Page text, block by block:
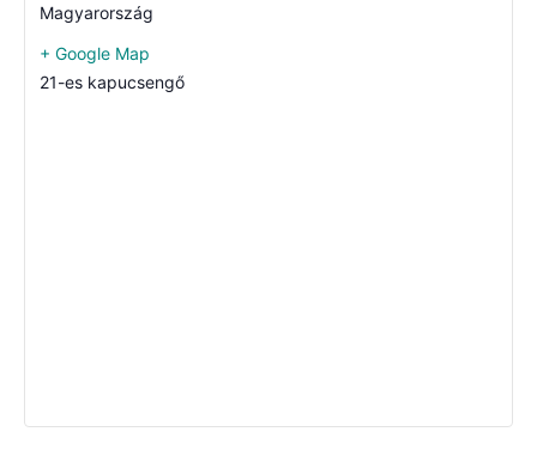
Magyarország
+ Google Map
21-es kapucsengő